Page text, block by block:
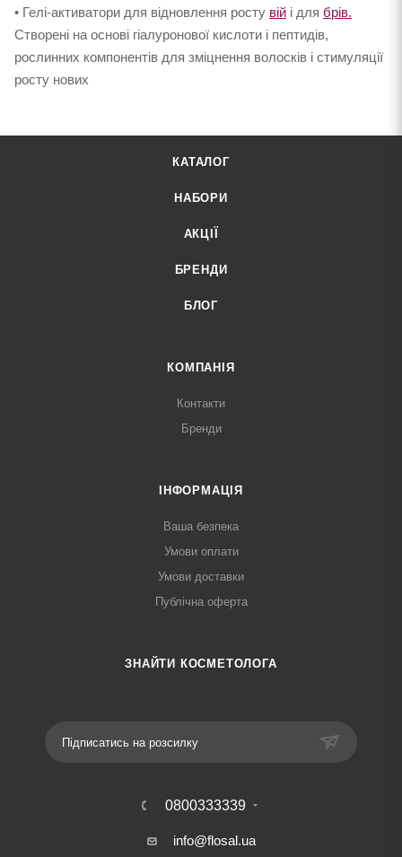
• Гелі-активатори для відновлення росту вій і для брів.
Створені на основі гіалуронової кислоти і пептидів,
рослинних компонентів для зміцнення волосків і стимуляції
росту нових
КАТАЛОГ
НАБОРИ
АКЦІЇ
БРЕНДИ
БЛОГ
КОМПАНІЯ
Контакти
Бренди
ІНФОРМАЦІЯ
Ваша безпека
Умови оплати
Умови доставки
Публічна оферта
ЗНАЙТИ КОСМЕТОЛОГА
Підписатись на розсилку
0800333339
info@flosal.ua